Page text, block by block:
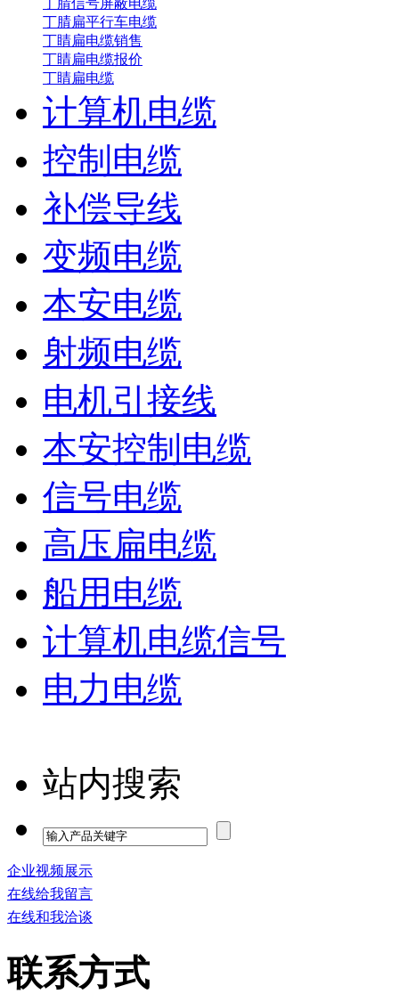
丁腈信号屏蔽电缆
丁腈扁平行车电缆
丁睛扁电缆销售
丁睛扁电缆报价
丁睛扁电缆
计算机电缆
控制电缆
补偿导线
变频电缆
本安电缆
射频电缆
电机引接线
本安控制电缆
信号电缆
高压扁电缆
船用电缆
计算机电缆信号
电力电缆
站内搜索
企业视频展示
在线给我留言
在线和我洽谈
联系方式